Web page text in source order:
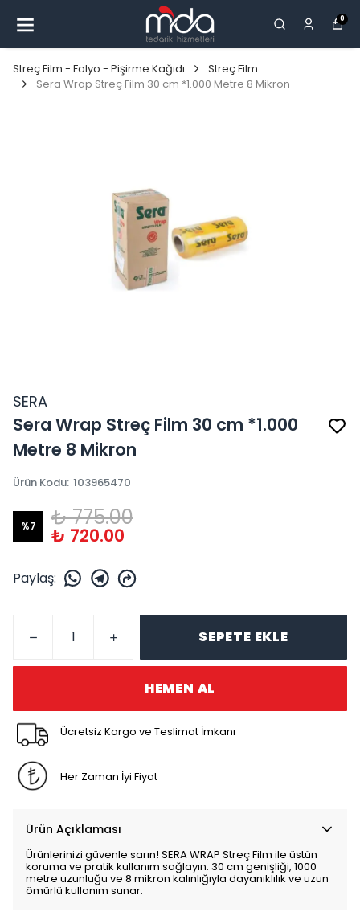
0
Streç Film - Folyo - Pişirme Kağıdı
Streç Film
Sera Wrap Streç Film 30 cm *1.000 Metre 8 Mikron
SERA
Sera Wrap Streç Film 30 cm *1.000
Metre 8 Mikron
Ürün Kodu: 103965470
%7 ₺ 775.00
₺ 720.00
Paylaş:
SEPETE EKLE
HEMEN AL
Ücretsiz Kargo ve Teslimat İmkanı
Her Zaman İyi Fiyat
Ürün Açıklaması
Ürünlerinizi güvenle sarın! SERA WRAP Streç Film ile üstün
koruma ve pratik kullanım sağlayın. 30 cm genişliği, 1000
metre uzunluğu ve 8 mikron kalınlığıyla dayanıklılık ve uzun
ömürlü kullanım sunar.